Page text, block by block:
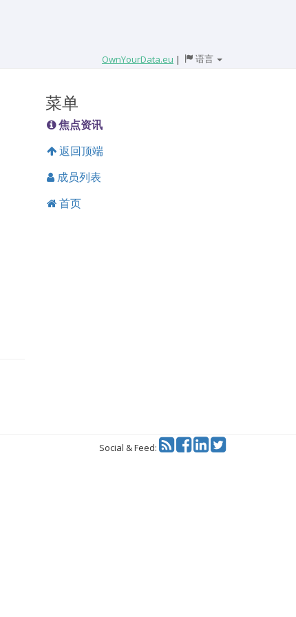
OwnYourData.eu | 语言
菜单
焦点资讯
返回顶端
成员列表
首页
Social & Feed: Twitter